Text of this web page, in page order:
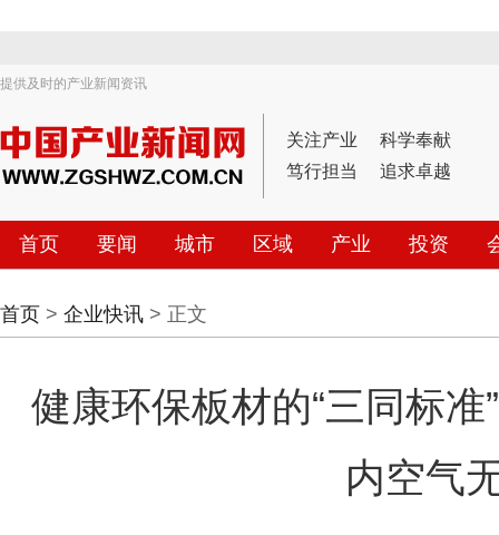
提供及时的产业新闻资讯
关注产业
科学奉献
笃行担当
追求卓越
首页 要闻 城市 区域 产业 投资
首页 > 企业快讯 > 正文
健康环保板材的“三同标
内空气